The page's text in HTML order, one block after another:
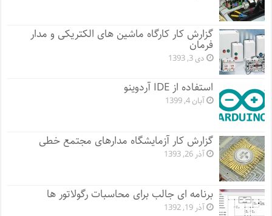
گزارش کار کارگاه ماشین های الکتریکی و مدار
فرمان
دی 3, 1393
استفاده از IDE آردوینو
آبان 4, 1399
گزارش کار آزمایشگاه مدارهای مجتمع خطی
آذر 26, 1393
برنامه ای جالب برای محاسبات رگولاتور ها
آذر 19, 1392